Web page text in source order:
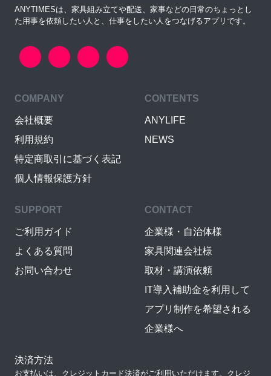
ANYTIMESは、家具組み立てや配送、家事などの日常のちょっとし
た用事を依頼したい人と、仕事をしたい人をつなげるアプリです。
COMPANY
会社概要
利用規約
特定商取引に基づく表記
個人情報保護方針
CONTENTS
ANYLIFE
NEWS
SUPPORT
ご利用ガイド
よくある質問
お問い合わせ
CONTACT
企業様・自治体様
家具関連会社様
取材・講演依頼
IT導入補助金を利用して
アプリ制作を希望される
企業様へ
決済方法
お支払いは、クレジットカード決済がご利用いただけます。クレジ